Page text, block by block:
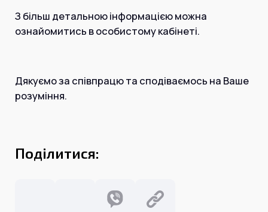
З більш детальною інформацією можна
ознайомитись в особистому кабінеті.
Дякуємо за співпрацю та сподіваємось на Ваше
розуміння.
Поділитися: